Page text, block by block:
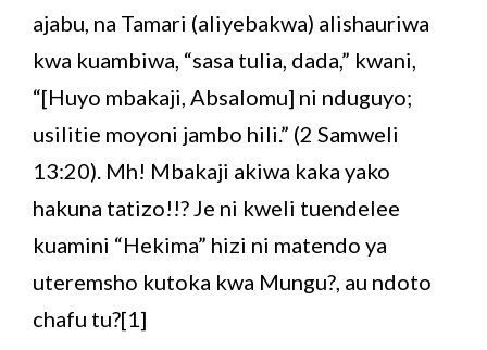
ajabu, na Tamari (aliyebakwa) alishauriwa
kwa kuambiwa, “sasa tulia, dada,” kwani,
“[Huyo mbakaji, Absalomu] ni nduguyo;
usilitie moyoni jambo hili.” (2 Samweli
13:20). Mh! Mbakaji akiwa kaka yako
hakuna tatizo!!? Je ni kweli tuendelee
kuamini “Hekima” hizi ni matendo ya
uteremsho kutoka kwa Mungu?, au ndoto
chafu tu?[1]